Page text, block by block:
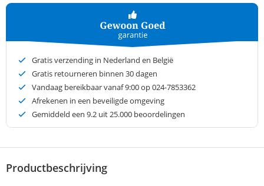
Gratis verzending in Nederland en België
Gratis retourneren binnen 30 dagen
Vandaag bereikbaar vanaf 9:00 op 024-7853362
Afrekenen in een beveiligde omgeving
Gemiddeld een 9.2 uit 25.000 beoordelingen
Productbeschrijving